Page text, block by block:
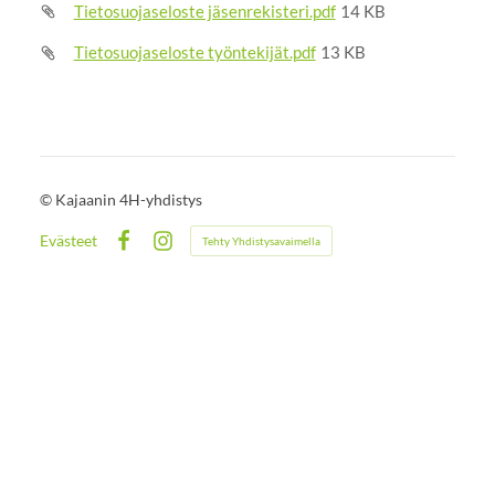
Tietosuojaseloste jäsenrekisteri.pdf 14 KB
Tietosuojaseloste työntekijät.pdf 13 KB
© Kajaanin 4H-yhdistys
Evästeet
Instagram
Tehty Yhdistysavaimella